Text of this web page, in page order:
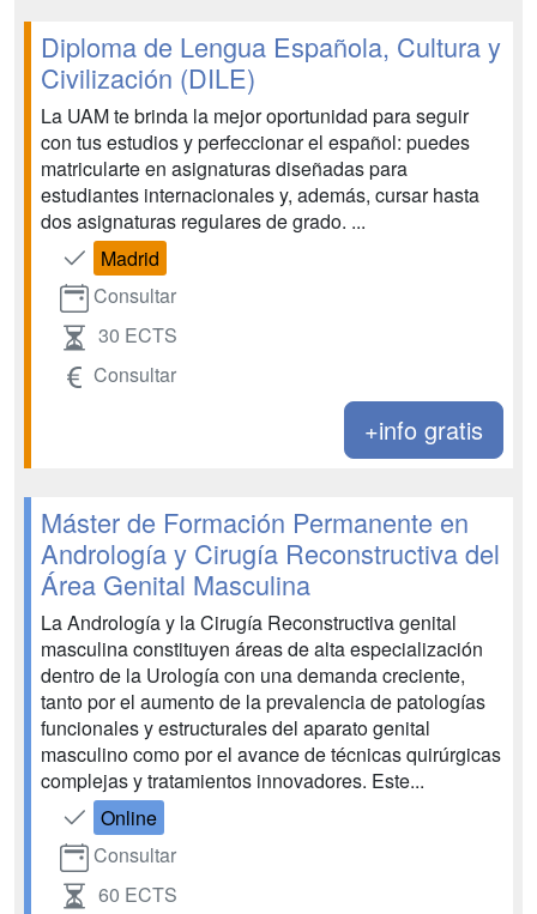
Diploma de Lengua Española, Cultura y
Civilización (DILE)
La UAM te brinda la mejor oportunidad para seguir
con tus estudios y perfeccionar el español: puedes
matricularte en asignaturas diseñadas para
estudiantes internacionales y, además, cursar hasta
dos asignaturas regulares de grado. ...
Madrid
Consultar
30 ECTS
Consultar
+info gratis
Máster de Formación Permanente en
Andrología y Cirugía Reconstructiva del
Área Genital Masculina
La Andrología y la Cirugía Reconstructiva genital
masculina constituyen áreas de alta especialización
dentro de la Urología con una demanda creciente,
tanto por el aumento de la prevalencia de patologías
funcionales y estructurales del aparato genital
masculino como por el avance de técnicas quirúrgicas
complejas y tratamientos innovadores. Este...
Online
Consultar
60 ECTS